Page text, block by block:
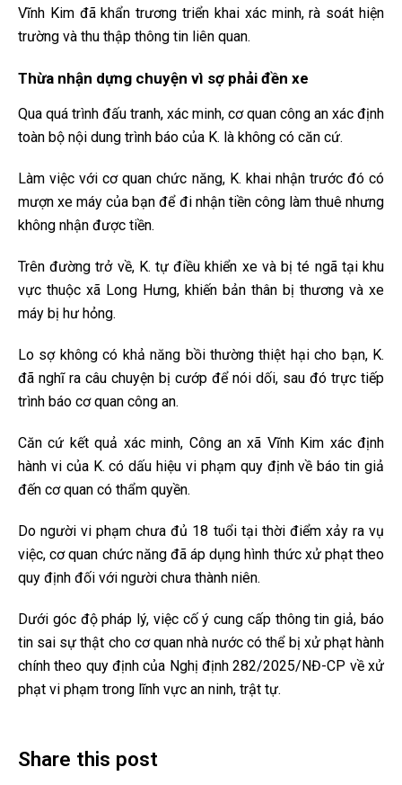
Vĩnh Kim đã khẩn trương triển khai xác minh, rà soát hiện
trường và thu thập thông tin liên quan.
Thừa nhận dựng chuyện vì sợ phải đền xe
Qua quá trình đấu tranh, xác minh, cơ quan công an xác định
toàn bộ nội dung trình báo của K. là không có căn cứ.
Làm việc với cơ quan chức năng, K. khai nhận trước đó có
mượn xe máy của bạn để đi nhận tiền công làm thuê nhưng
không nhận được tiền.
Trên đường trở về, K. tự điều khiển xe và bị té ngã tại khu
vực thuộc xã Long Hưng, khiến bản thân bị thương và xe
máy bị hư hỏng.
Lo sợ không có khả năng bồi thường thiệt hại cho bạn, K.
đã nghĩ ra câu chuyện bị cướp để nói dối, sau đó trực tiếp
trình báo cơ quan công an.
Căn cứ kết quả xác minh, Công an xã Vĩnh Kim xác định
hành vi của K. có dấu hiệu vi phạm quy định về báo tin giả
đến cơ quan có thẩm quyền.
Do người vi phạm chưa đủ 18 tuổi tại thời điểm xảy ra vụ
việc, cơ quan chức năng đã áp dụng hình thức xử phạt theo
quy định đối với người chưa thành niên.
Dưới góc độ pháp lý, việc cố ý cung cấp thông tin giả, báo
tin sai sự thật cho cơ quan nhà nước có thể bị xử phạt hành
chính theo quy định của Nghị định 282/2025/NĐ-CP về xử
phạt vi phạm trong lĩnh vực an ninh, trật tự.
Share this post